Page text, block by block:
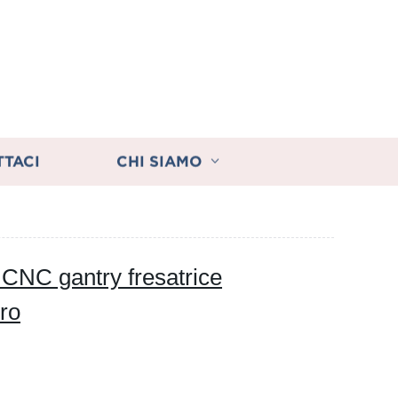
CHI SIAMO
gantry fresatrice